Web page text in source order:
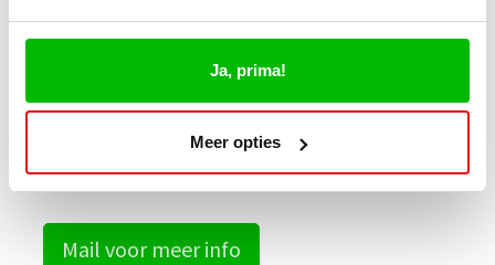
Ja, prima!
Meer opties
Productbeschrijving
Mail voor meer info